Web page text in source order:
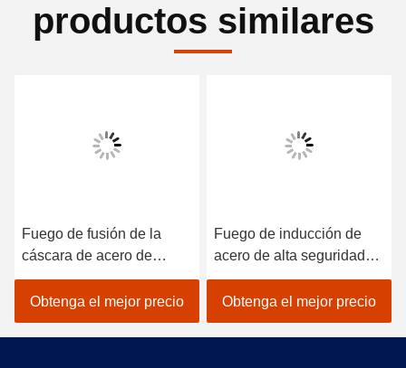
productos similares
Fuego de fusión de la
cáscara de acero de
ahorro energético Alta
seguridad
Obtenga el mejor precio
Fuego de inducción de
acero de alta seguridad
para oro Tiempo de fusión
corto Alta durabilidad
Obtenga el mejor precio